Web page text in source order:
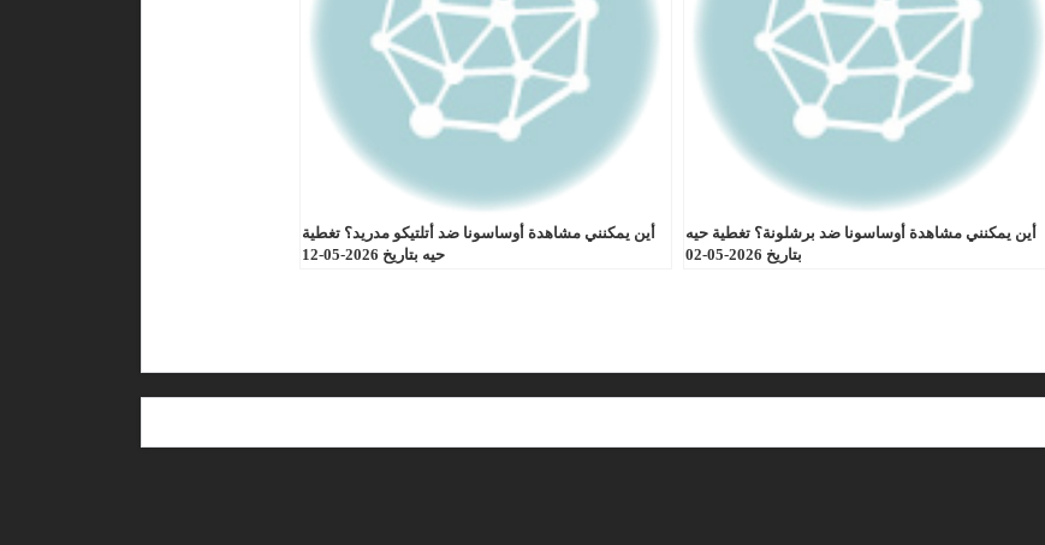
أين يمكنني مشاهدة أوساسونا ضد برشلونة؟ تغطية حيه
بتاريخ 2026-05-02
أين يمكنني مشاهدة أوساسونا ضد أتلتيكو مدريد؟ تغطية
حيه بتاريخ 2026-05-12